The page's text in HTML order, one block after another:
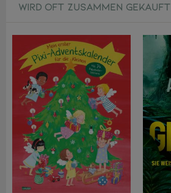
WIRD OFT ZUSAMMEN GEKAUFT